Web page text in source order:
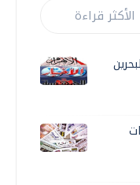
الأكثر قراءة